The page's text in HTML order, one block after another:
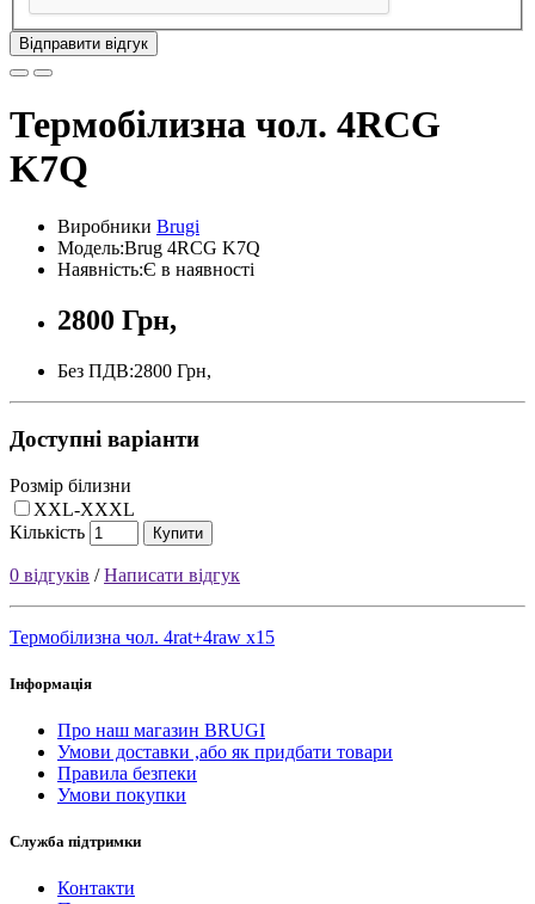
Відправити відгук
Термобілизна чол. 4RCG
K7Q
Виробники Brugi
Модель:Brug 4RCG K7Q
Наявність:Є в наявності
2800 Грн,
Без ПДВ:2800 Грн,
Доступні варіанти
Розмір білизни
XXL-XXXL
Кількість
Купити
0 відгуків /Написати відгук
Термобілизна чол. 4rat+4raw x15
Інформація
Про наш магазин BRUGI
Умови доставки ,або як придбати товари
Правила безпеки
Умови покупки
Служба підтримки
Контакти